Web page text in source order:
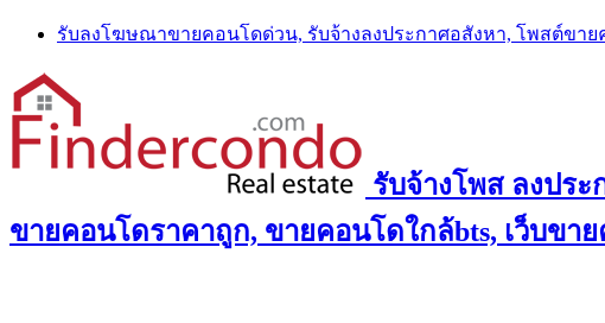
Skip
content
รับลงโฆษณาขายคอนโดด่วน, รับจ้างลงประกาศอสังหา, โพสต์ขาย
รับจ้างโพส ลงปร
ขายคอนโดราคาถูก, ขายคอนโดใกล้bts, เว็บขา